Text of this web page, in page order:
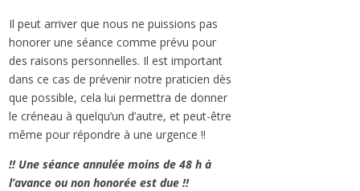
Il peut arriver que nous ne puissions pas
honorer une séance comme prévu pour
des raisons personnelles. Il est important
dans ce cas de prévenir notre praticien dès
que possible, cela lui permettra de donner
le créneau à quelqu’un d’autre, et peut-être
même pour répondre à une urgence !!
!! Une séance annulée moins de 48 h à
l’avance ou non honorée est due !!